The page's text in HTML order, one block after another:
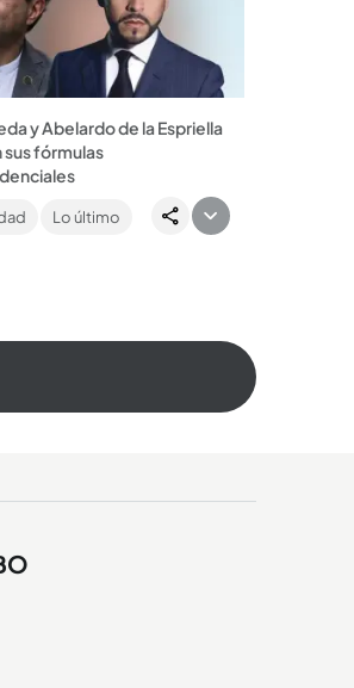
y Abelardo de la Espriella
fórmulas
ya están revelando sus
luchar en primera vuelta.
Lo último